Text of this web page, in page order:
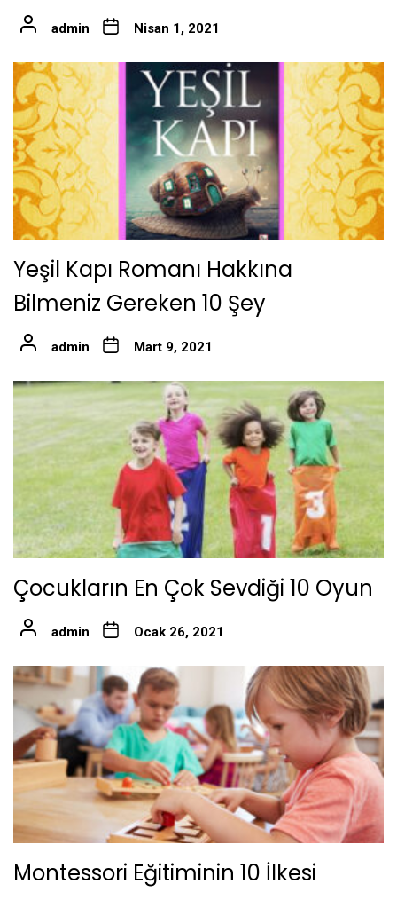
admin Nisan 1, 2021
Yeşil Kapı Romanı Hakkına
Bilmeniz Gereken 10 Şey
admin Mart 9, 2021
Çocukların En Çok Sevdiği 10 Oyun
admin Ocak 26, 2021
Montessori Eğitiminin 10 İlkesi